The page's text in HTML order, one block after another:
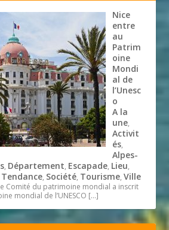
Nice
entre
au
Patrim
oine
Mondi
al de
l’Unesc
o
A la
une,
Activit
és,
Alpes-
, Département, Escapade, Lieu,
Tendance, Société, Tourisme,Ville
Comité du patrimoine mondial a inscrit
mondial de l’UNESCO […]